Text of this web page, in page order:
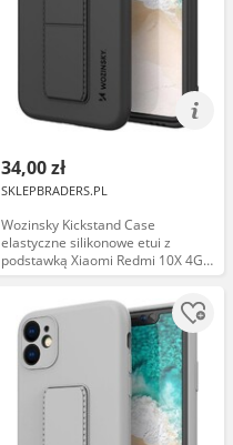
34,00 zł
SKLEPBRADERS.PL
Wozinsky Kickstand Case
elastyczne silikonowe etui z
podstawką Xiaomi Redmi 10X 4G /
Xiaomi Redmi Note 9 czarny